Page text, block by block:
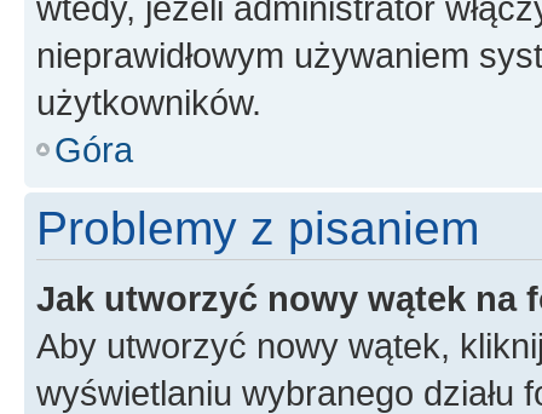
nieprawidłowym używaniem
użytkowników.
Góra
Problemy z pisaniem
Jak utworzyć nowy wątek na
Aby utworzyć nowy wątek,
wyświetlaniu wybranego działu